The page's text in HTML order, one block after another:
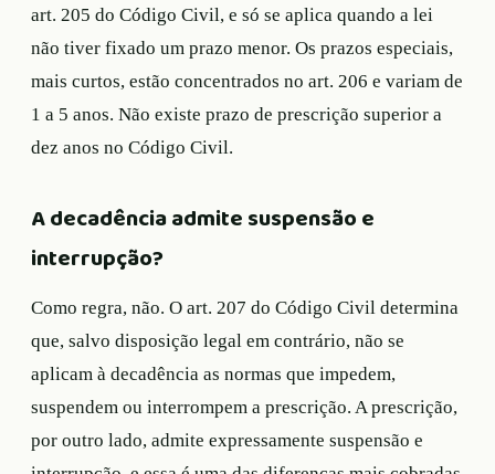
art. 205 do Código Civil, e só se aplica quando a lei
não tiver fixado um prazo menor. Os prazos especiais,
mais curtos, estão concentrados no art. 206 e variam de
1 a 5 anos. Não existe prazo de prescrição superior a
dez anos no Código Civil.
A decadência admite suspensão e
interrupção?
Como regra, não. O art. 207 do Código Civil determina
que, salvo disposição legal em contrário, não se
aplicam à decadência as normas que impedem,
suspendem ou interrompem a prescrição. A prescrição,
por outro lado, admite expressamente suspensão e